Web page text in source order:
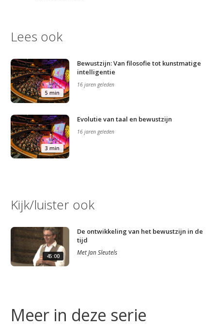
Lees ook
5 min
Bewustzijn: Van filosofie tot kunstmatige
intelligentie
16 jaren geleden
3 min
Evolutie van taal en bewustzijn
16 jaren geleden
Kijk/luister ook
45:00
De ontwikkeling van het bewustzijn in de
tijd
MetJan Sleutels
Meer in deze serie